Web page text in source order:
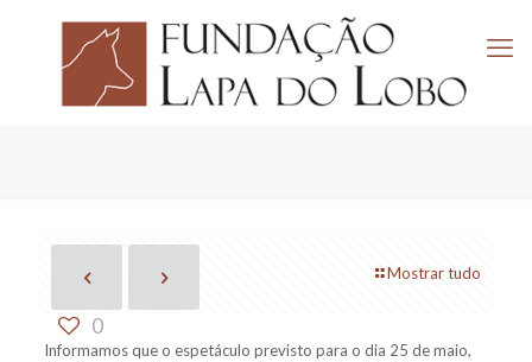
Mostrar tudo
0
Informamos que o espetáculo previsto para o dia 25 de maio,